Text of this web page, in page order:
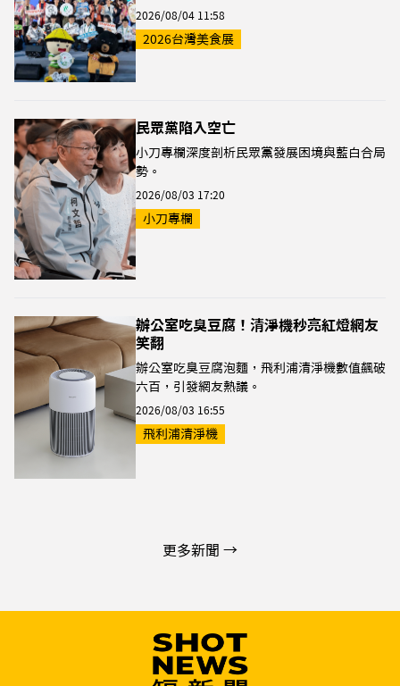
2026/08/04 11:58
2026台灣美食展
民眾黨陷入空亡
小刀專欄深度剖析民眾黨發展困境與藍白合局
勢。
2026/08/03 17:20
小刀專欄
辦公室吃臭豆腐！清淨機秒亮紅燈網友
笑翻
辦公室吃臭豆腐泡麵，飛利浦清淨機數值飆破
六百，引發網友熱議。
2026/08/03 16:55
飛利浦清淨機
更多新聞 →